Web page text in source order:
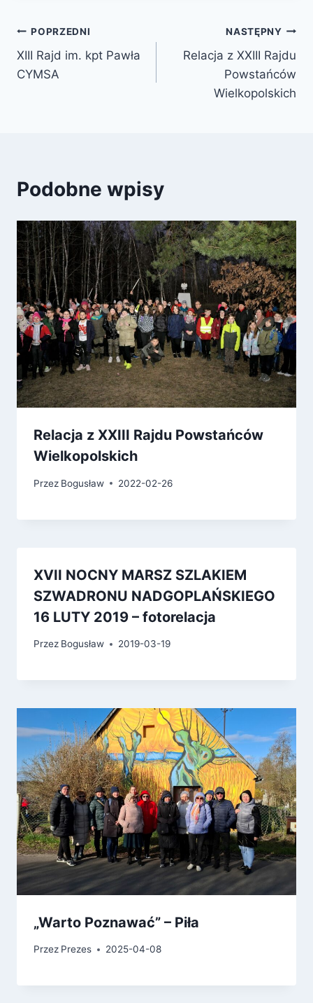
POPRZEDNI
XIII Rajd im. kpt Pawła
CYMSA
NASTĘPNY
Relacja z XXIII Rajdu
Powstańców
Wielkopolskich
Podobne wpisy
Relacja z XXIII Rajdu Powstańców
Wielkopolskich
Przez Bogusław 2022-02-26
XVII NOCNY MARSZ SZLAKIEM
SZWADRONU NADGOPLAŃSKIEGO
16 LUTY 2019 – fotorelacja
Przez Bogusław 2019-03-19
„Warto Poznawać” – Piła
Przez Prezes 2025-04-08